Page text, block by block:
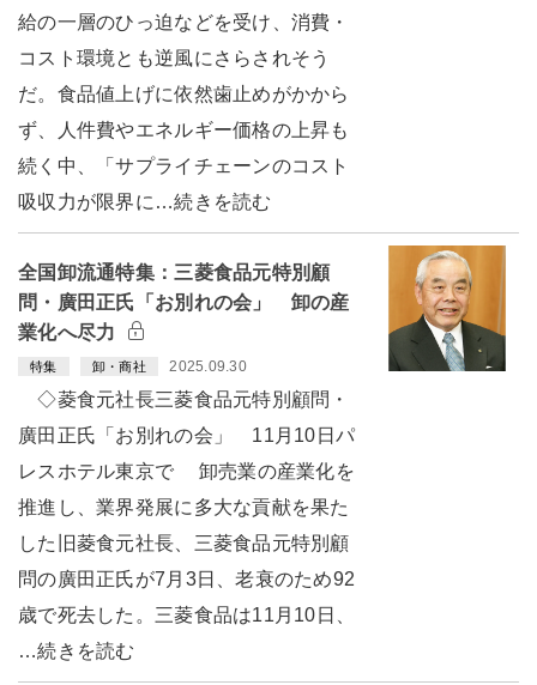
給の一層のひっ迫などを受け、消費・
コスト環境とも逆風にさらされそう
だ。食品値上げに依然歯止めがかから
ず、人件費やエネルギー価格の上昇も
続く中、「サプライチェーンのコスト
吸収力が限界に…続きを読む
全国卸流通特集：三菱食品元特別顧
問・廣田正氏「お別れの会」 卸の産
業化へ尽力
特集 卸・商社 2025.09.30
◇菱食元社長三菱食品元特別顧問・
廣田正氏「お別れの会」 11月10日パ
レスホテル東京で 卸売業の産業化を
推進し、業界発展に多大な貢献を果た
した旧菱食元社長、三菱食品元特別顧
問の廣田正氏が7月3日、老衰のため92
歳で死去した。三菱食品は11月10日、
…続きを読む